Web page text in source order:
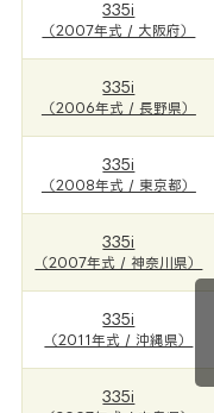
335i
（2007年式 / 大阪府）
335i
（2006年式 / 長野県）
335i
（2008年式 / 東京都）
335i
（2007年式 / 神奈川県）
335i
（2011年式 / 沖縄県）
335i